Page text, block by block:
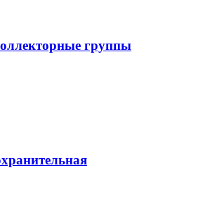
группы